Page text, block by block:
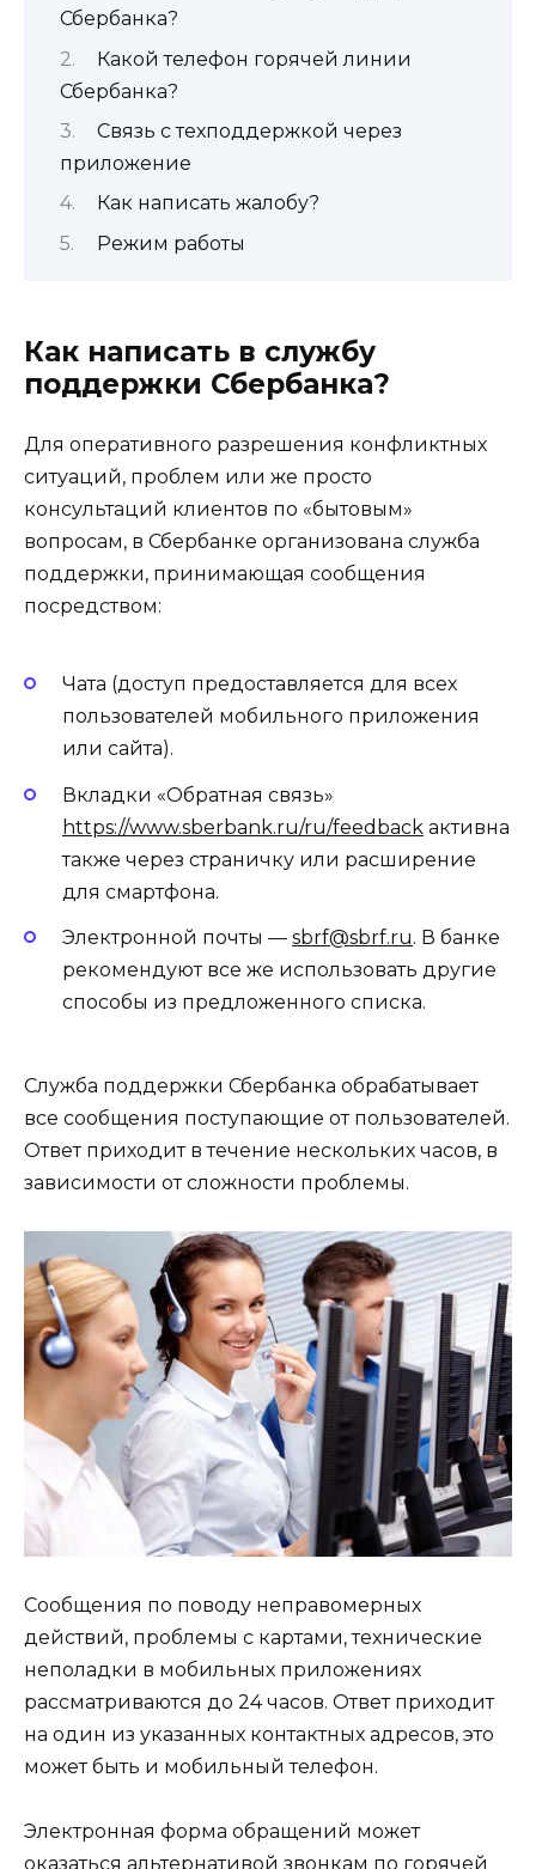
Сбербанка?
Какой телефон горячей линии
Сбербанка?
Связь с техподдержкой через
приложение
Как написать жалобу?
Режим работы
Как написать в службу
поддержки Сбербанка?
Для оперативного разрешения конфликтных
ситуаций, проблем или же просто
консультаций клиентов по «бытовым»
вопросам, в Сбербанке организована служба
поддержки, принимающая сообщения
посредством:
Чата (доступ предоставляется для всех
пользователей мобильного приложения
или сайта).
Вкладки «Обратная связь»
https://www.sberbank.ru/ru/feedback активна
также через страничку или расширение
для смартфона.
Электронной почты — sbrf@sbrf.ru. В банке
рекомендуют все же использовать другие
способы из предложенного списка.
Служба поддержки Сбербанка обрабатывает
все сообщения поступающие от пользователей.
Ответ приходит в течение нескольких часов, в
зависимости от сложности проблемы.
Сообщения по поводу неправомерных
действий, проблемы с картами, технические
неполадки в мобильных приложениях
рассматриваются до 24 часов. Ответ приходит
на один из указанных контактных адресов, это
может быть и мобильный телефон.
Электронная форма обращений может
оказаться альтернативой звонкам по горячей